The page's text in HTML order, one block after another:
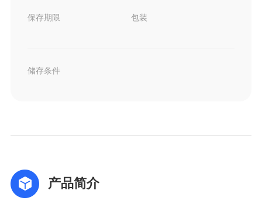
保存期限 包装
储存条件
产品简介